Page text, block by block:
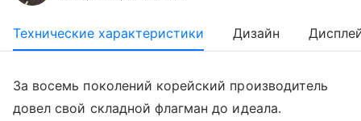
Технические характеристики Дизайн
За восемь поколений корейский производитель
довел свой складной флагман до идеала.